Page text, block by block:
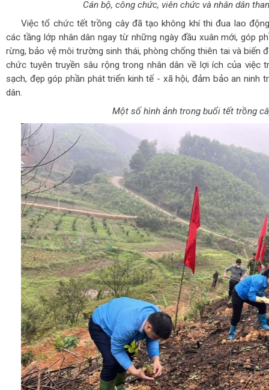
Cán bộ, công chức, viên chức và nhân dân
Việc tổ chức tết trồng cây đã tạo không khí thi đua lao
các tầng lớp nhân dân ngay từ những ngày đầu xuân mới, góp
rừng, bảo vệ môi trường sinh thái, phòng chống thiên tai và biến
chức tuyên truyền sâu rộng trong nhân dân về lợi ích của việc
sạch, đẹp góp phần phát triển kinh tế - xã hội, đảm bảo an ninh
dân.
Một số hình ảnh trong buổi tết trồng